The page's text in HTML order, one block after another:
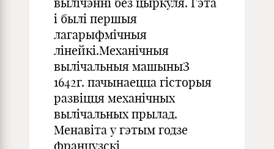
і былі першыя
лагарыфмічныя
лінейкі.Механічныя
вылічальныя машыныЗ
1642г. пачынаецца гісторыя
развіцця механічных
вылічальных прылад.
Менавіта у гэтым годзе
французскі